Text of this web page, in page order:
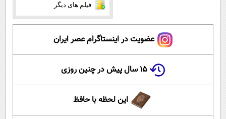
فیلم های دیگر
عضویت در اینستاگرام عصر ایران
۱۵ سال پیش در چنین روزی
این لحظه با حافظ